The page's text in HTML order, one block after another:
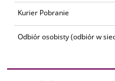
Kurier Pobranie
Odbiór osobisty(odbiór w